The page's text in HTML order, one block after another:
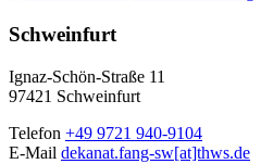
Schweinfurt
Ignaz-Schön-Straße 11
97421 Schweinfurt
Telefon +49 9721 940-9104
E-Mail dekanat.fang-sw[at]thws.de